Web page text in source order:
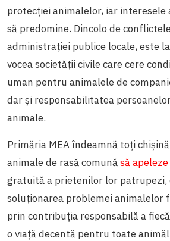
protecției animalelor, iar
să predomine. Dincolo de
administrației publice locale, este
vocea societății civile care cere
uman pentru animalele de
dar și responsabilitatea
animale.
Primăria MEA îndeamnă toți
animale de rasă comunăsă apeleze
gratuită a prietenilor lor
soluționarea problemei animalelor
prin contribuția responsabilă a
o viață decentă pentru toate